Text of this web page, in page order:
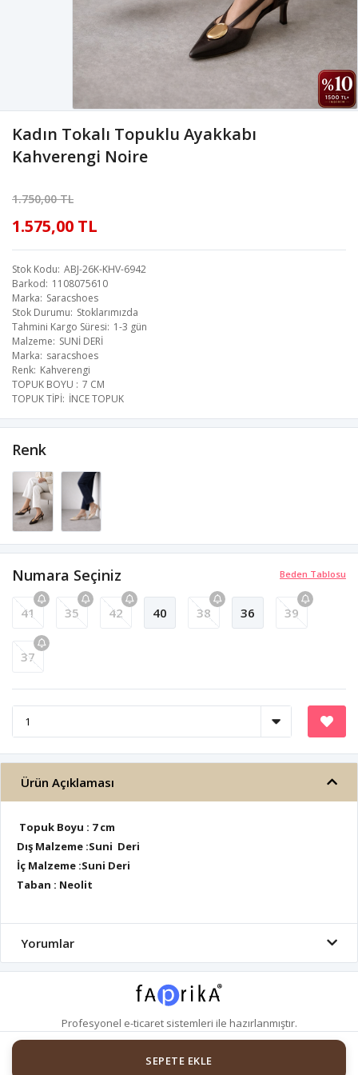
Kadın Tokalı Topuklu Ayakkabı
Kahverengi Noire
1.750,00 TL
1.575,00 TL
Stok Kodu ABJ-26K-KHV-6942
Barkod 1108075610
Marka Saracshoes
Stok Durumu Stoklarımızda
Tahmini Kargo Süresi 1-3 gün
Malzeme SUNİ DERİ
Marka saracshoes
Renk Kahverengi
TOPUK BOYU
7 CM
TOPUK TİPİ İNCE TOPUK
Renk
Beden Tablosu
Numara Seçiniz
41 35 42 40 38 36 39
37
SEPETE EKLE
Ürün Açıklaması
Topuk Boyu : 7 cm
Dış Malzeme :Suni Deri
İç Malzeme :Suni Deri
Taban : Neolit
Yorumlar
Profesyonel e-ticaretsistemleri ile hazırlanmıştır.